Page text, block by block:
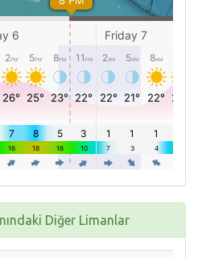
Diğer Limanlar